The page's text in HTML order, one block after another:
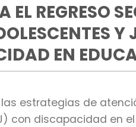
EL REGRESO
Y
EN
estrategias de
con discapacidad en